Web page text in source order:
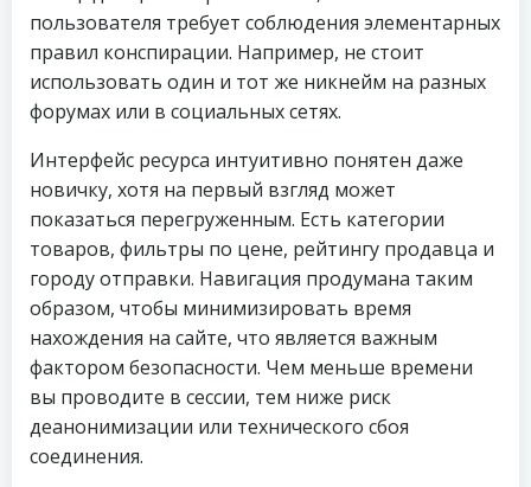
пользователя требует соблюдения элементарных
правил конспирации. Например, не стоит
использовать один и тот же никнейм на разных
форумах или в социальных сетях.
Интерфейс ресурса интуитивно понятен даже
новичку, хотя на первый взгляд может
показаться перегруженным. Есть категории
товаров, фильтры по цене, рейтингу продавца и
городу отправки. Навигация продумана таким
образом, чтобы минимизировать время
нахождения на сайте, что является важным
фактором безопасности. Чем меньше времени
вы проводите в сессии, тем ниже риск
деанонимизации или технического сбоя
соединения.